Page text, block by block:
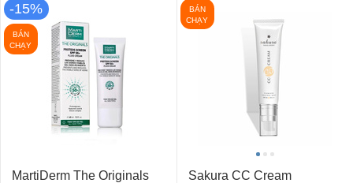
-15%
BÁN
CHẠY
MartiDerm The Originals
BÁN
CHẠY
Sakura CC Cream